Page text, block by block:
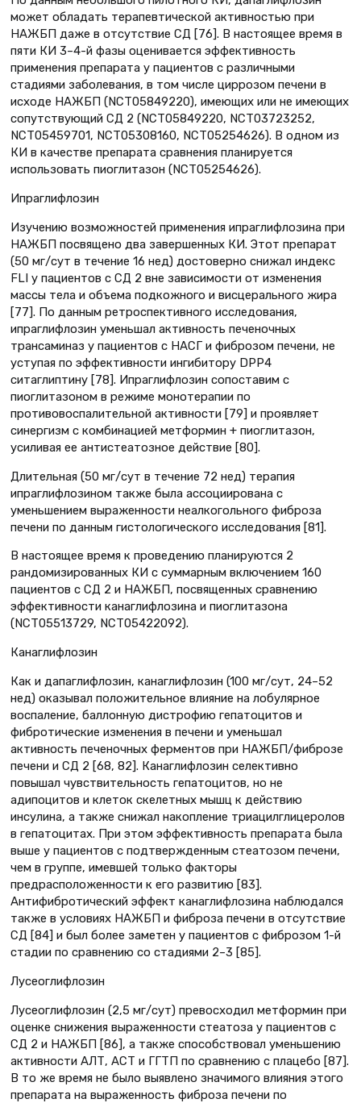
может обладать терапевтической активностью при
НАЖБП даже в отсутствие СД [76]. В настоящее время в
пяти КИ 3–4-й фазы оценивается эффективность
применения препарата у пациентов с различными
стадиями заболевания, в том числе циррозом печени в
исходе НАЖБП (NCT05849220), имеющих или не имеющих
сопутствующий СД 2 (NCT05849220, NCT03723252,
NCT05459701, NCT05308160, NCT05254626). В одном из
КИ в качестве препарата сравнения планируется
использовать пиоглитазон (NCT05254626).
Ипраглифлозин
Изучению возможностей применения ипраглифлозина при
НАЖБП посвящено два завершенных КИ. Этот препарат
(50 мг/сут в течение 16 нед) достоверно снижал индекс
FLI у пациентов с СД 2 вне зависимости от изменения
массы тела и объема подкожного и висцерального жира
[77]. По данным ретроспективного исследования,
ипраглифлозин уменьшал активность печеночных
трансаминаз у пациентов с НАСГ и фиброзом печени, не
уступая по эффективности ингибитору DPP4
ситаглиптину [78]. Ипраглифлозин сопоставим с
пиоглитазоном в режиме монотерапии по
противовоспалительной активности [79] и проявляет
синергизм с комбинацией метформин + пиоглитазон,
усиливая ее антистеатозное действие [80].
Длительная (50 мг/сут в течение 72 нед) терапия
ипраглифлозином также была ассоциирована с
уменьшением выраженности неалкогольного фиброза
печени по данным гистологического исследования [81].
В настоящее время к проведению планируются 2
рандомизированных КИ с суммарным включением 160
пациентов с СД 2 и НАЖБП, посвященных сравнению
эффективности канаглифлозина и пиоглитазона
(NCT05513729, NCT05422092).
Канаглифлозин
Как и дапаглифлозин, канаглифлозин (100 мг/сут, 24–52
нед) оказывал положительное влияние на лобулярное
воспаление, баллонную дистрофию гепатоцитов и
фибротические изменения в печени и уменьшал
активность печеночных ферментов при НАЖБП/фиброзе
печени и СД 2 [68, 82]. Канаглифлозин селективно
повышал чувствительность гепатоцитов, но не
адипоцитов и клеток скелетных мышц к действию
инсулина, а также снижал накопление триацилглицеролов
в гепатоцитах. При этом эффективность препарата была
выше у пациентов с подтвержденным стеатозом печени,
чем в группе, имевшей только факторы
предрасположенности к его развитию [83].
Антифибротический эффект канаглифлозина наблюдался
также в условиях НАЖБП и фиброза печени в отсутствие
СД [84] и был более заметен у пациентов с фиброзом 1-й
стадии по сравнению со стадиями 2–3 [85].
Лусеоглифлозин
Луcеоглифлозин (2,5 мг/сут) превосходил метформин при
оценке снижения выраженности стеатоза у пациентов с
СД 2 и НАЖБП [86], а также способствовал уменьшению
активности АЛТ, АСТ и ГГТП по сравнению с плацебо [87].
В то же время не было выявлено значимого влияния этого
препарата на выраженность фиброза печени по